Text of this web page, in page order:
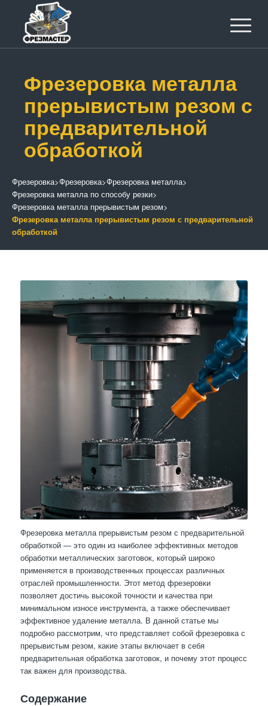
Фрезеровка металла
прерывистым резом с
предварительной
обработкой
Фрезеровка>Фрезеровка>Фрезеровка металла>
Фрезеровка металла по способу резки>
Фрезеровка металла прерывистым резом>
Фрезеровка металла прерывистым резом с предварительной
обработкой
Фрезеровка металла прерывистым резом с предварительной
обработкой — это один из наиболее эффективных методов
обработки металлических заготовок, который широко
применяется в производственных процессах различных
отраслей промышленности. Этот метод фрезеровки
позволяет достичь высокой точности и качества при
минимальном износе инструмента, а также обеспечивает
эффективное удаление металла. В данной статье мы
подробно рассмотрим, что представляет собой фрезеровка с
прерывистым резом, какие этапы включает в себя
предварительная обработка заготовок, и почему этот процесс
так важен для производства.
Содержание